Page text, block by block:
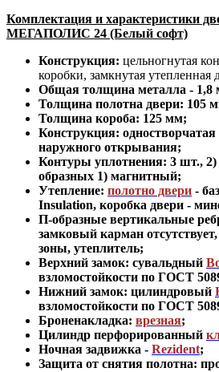
Комплектация и характеристики
МЕГАПОЛИС 24 (Белый софт)
Конструкция: цельногнутая
коробки, замкнутая утепленная
Общая толщина металла - 1,8
Толщина полотна двери: 105
Толщина короба: 125 мм;
Конструкция:
наружного открывания;
Контуры уплотнения: 3 шт.,
образных 1) магнитный;
Утепление: полотно двери -
Insulation, коробка двери -
П-образные вертикальные
замковый карман
зоны, утеплитель;
Верхний замок: сувальдный
взломостойкости по ГОСТ
Нижний замок: цилиндровый
взломостойкости по ГОСТ
Броненакладка: врезная;
Цилиндр перфорированный
Ночная задвижка - Rezident;
Защита от снятия полотна: